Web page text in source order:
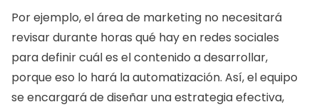
Por ejemplo, el área de marketing no necesitará
revisar durante horas qué hay en redes sociales
para definir cuál es el contenido a desarrollar,
porque eso lo hará la automatización. Así, el equipo
se encargará de diseñar una estrategia efectiva,